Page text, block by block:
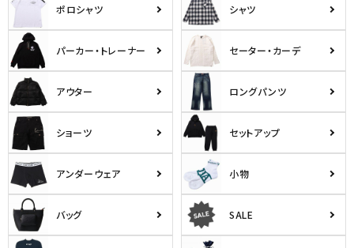
ポロシャツ シャツ
パーカー・トレーナー セーター・カーデ
アウター ロングパンツ
ショーツ セットアップ
アンダーウェア 小物
バッグ SALE